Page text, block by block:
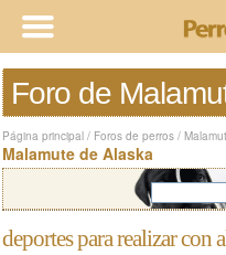
Foro de
Página principal / Foros de perros /
Malamute de Alaska
deportes para realizar con